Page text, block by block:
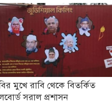
মুখে রাবি থেকে বিতর্কিত
সরাল প্রশাসন